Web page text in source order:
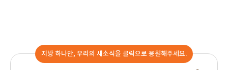
지방 하나만, 우리의 새소식을 클릭으로 응원해주세요.